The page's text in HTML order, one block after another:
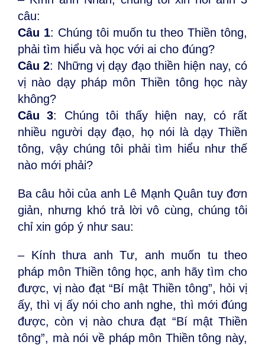
câu:
Câu 1: Chúng tôi muốn tu theo Thiền tông,
phải tìm hiểu và học với ai cho đúng?
Câu 2: Những vị dạy đạo thiền hiện nay, có
vị nào dạy pháp môn Thiền tông học này
không?
Câu 3: Chúng tôi thấy hiện nay, có rất
nhiều người dạy đạo, họ nói là dạy Thiền
tông, vậy chúng tôi phải tìm hiểu như thế
nào mới phải?
Ba câu hỏi của anh Lê Mạnh Quân tuy đơn
giản, nhưng khó trả lời vô cùng, chúng tôi
chỉ xin góp ý như sau:
– Kính thưa anh Tư, anh muốn tu theo
pháp môn Thiền tông học, anh hãy tìm cho
được, vị nào đạt “Bí mật Thiền tông”, hỏi vị
ấy, thì vị ấy nói cho anh nghe, thì mới đúng
được, còn vị nào chưa đạt “Bí mật Thiền
tông”, mà nói về pháp môn Thiền tông này,